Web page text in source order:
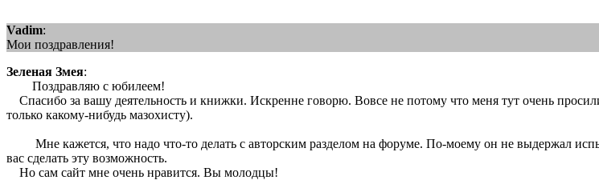
Vadim:
Мои поздравления!
Зеленая Змея:
Поздравляю с юбилеем!
Спасибо за вашу деятельность и книжки. Искренне говорю. Вовсе не потому что меня тут очень
только какому-нибудь мазохисту).
Мне кажется, что надо что-то делать с авторским разделом на форуме. По-моему он не выдержал
вас сделать эту возможность.
Но сам сайт мне очень нравится. Вы молодцы!